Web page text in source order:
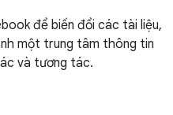
để biến đổi các tài liệu,
một trung tâm thông tin
và tương tác.